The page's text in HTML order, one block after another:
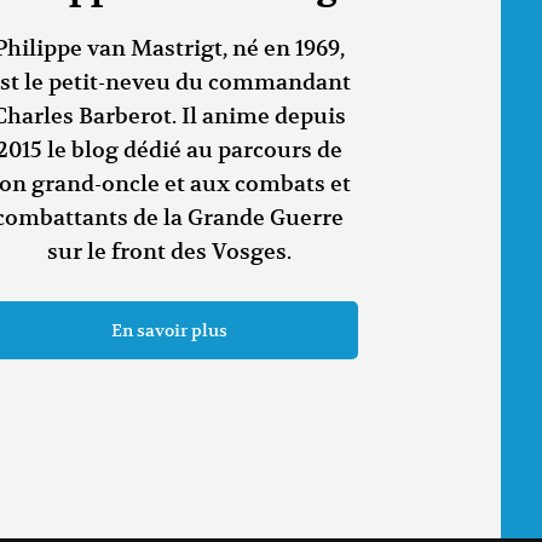
van Mastrigt, né en 1969,
le petit-neveu du commandant
Barberot. Il anime depuis
le blog dédié au parcours de
grand-oncle et aux combats et
de la Grande Guerre
sur le front des Vosges.
En savoir plus